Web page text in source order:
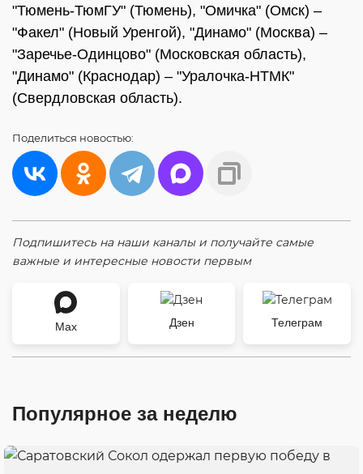
"Тюмень-ТюмГУ" (Тюмень), "Омичка" (Омск) –
"Факел" (Новый Уренгой), "Динамо" (Москва) –
"Заречье-Одинцово" (Московская область),
"Динамо" (Краснодар) – "Уралочка-НТМК"
(Свердловская область).
Поделиться новостью:
Подпишитесь на наши каналы и получайте самые
важные и интересные новости первым
Max Дзен Телеграм
Популярное за неделю